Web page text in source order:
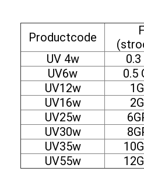
Productcode
UV 4w
UV6w
0.5
UV12w
UV16w
UV25w
UV30w
UV35w
UV55w